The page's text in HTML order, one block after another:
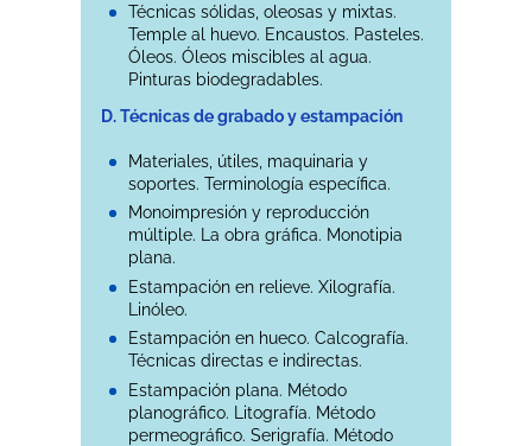
Técnicas sólidas, oleosas y mixtas.
Temple al huevo. Encaustos. Pasteles.
Óleos. Óleos miscibles al agua.
Pinturas biodegradables.
D. Técnicas de grabado y estampación
Materiales, útiles, maquinaria y
soportes. Terminología específica.
Monoimpresión y reproducción
múltiple. La obra gráfica. Monotipia
plana.
Estampación en relieve. Xilografía.
Linóleo.
Estampación en hueco. Calcografía.
Técnicas directas e indirectas.
Estampación plana. Método
planográfico. Litografía. Método
permeográfico. Serigrafía. Método